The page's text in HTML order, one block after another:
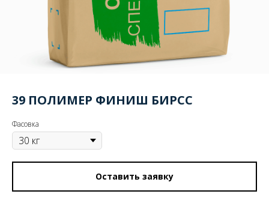
39 ПОЛИМЕР ФИНИШ БИРСС
Фасовка
Оставить заявку